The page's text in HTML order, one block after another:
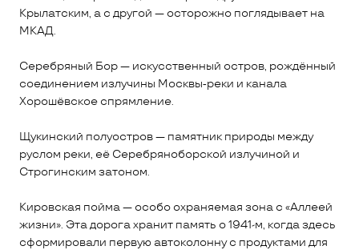
Крылатским, а с другой — осторожно поглядывает на
МКАД.
Серебряный Бор — искусственный остров, рождённый
соединением излучины Москвы‑реки и канала
Хорошёвское спрямление.
Щукинский полуостров — памятник природы между
руслом реки, её Серебряноборской излучиной и
Строгинским затоном.
Кировская пойма — особо охраняемая зона с «Аллеей
жизни». Эта дорога хранит память о 1941-м, когда здесь
сформировали первую автоколонну с продуктами для